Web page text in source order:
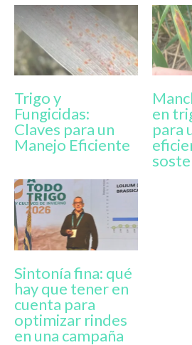
Trigo y
Fungicidas:
Claves para un
Manejo Eficiente
en
para
Sintonía fina: qué
hay que tener en
cuenta para
optimizar rindes
en una campaña